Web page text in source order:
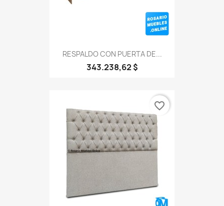
RESPALDO CON PUERTA DE...
343.238,62 $
favorite_border